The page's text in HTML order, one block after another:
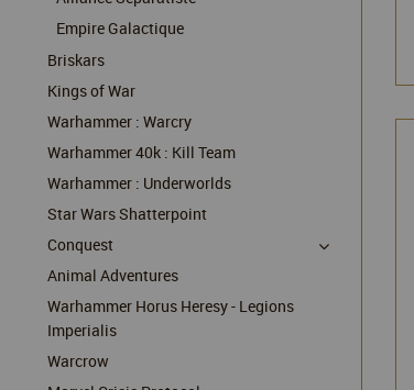
Empire Galactique
Briskars
Kings of War
Warhammer : Warcry
Warhammer 40k : Kill Team
Warhammer : Underworlds
Star Wars Shatterpoint
Conquest
Animal Adventures
Warhammer Horus Heresy - Legions
Imperialis
Warcrow